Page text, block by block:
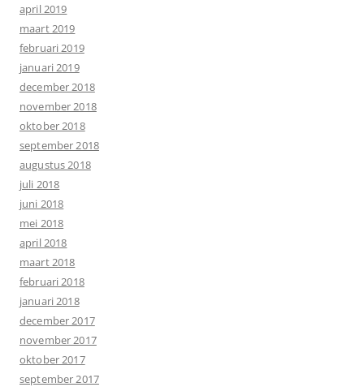
april 2019
maart 2019
februari 2019
januari 2019
december 2018
november 2018
oktober 2018
september 2018
augustus 2018
juli 2018
juni 2018
mei 2018
april 2018
maart 2018
februari 2018
januari 2018
december 2017
november 2017
oktober 2017
september 2017